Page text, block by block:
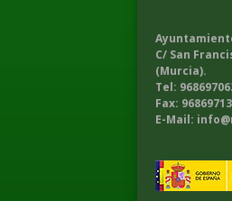
C/ San
(Murcia).
Tel:
Fax:
E-Mail: